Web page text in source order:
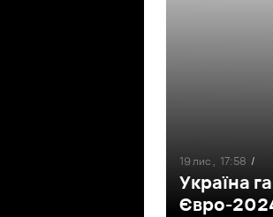
Україна
Євро-
19 лис , 17:58 /